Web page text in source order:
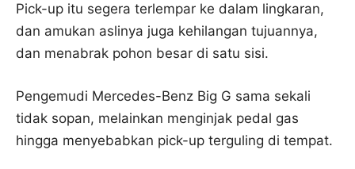
Pick-up itu segera terlempar ke dalam lingkaran,
dan amukan aslinya juga kehilangan tujuannya,
dan menabrak pohon besar di satu sisi.
Pengemudi Mercedes-Benz Big G sama sekali
tidak sopan, melainkan menginjak pedal gas
hingga menyebabkan pick-up terguling di tempat.